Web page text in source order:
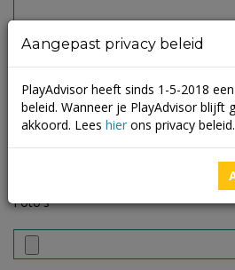
Foto's
Aangepast privacy beleid
PlayAdvisor heeft sinds 1-5-2018
beleid. Wanneer je PlayAdvisor blijft
akkoord. Lees hier ons privacy beleid.